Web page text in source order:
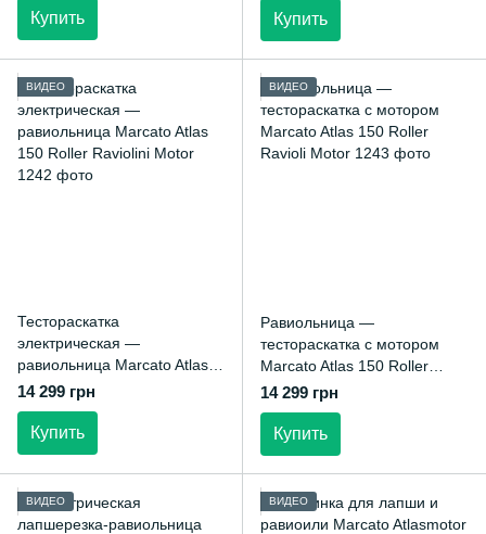
Купить Купить
ВИДЕО
Тестораскатка
электрическая —
равиольница Marcato Atlas
150 Roller Raviolini Motor
14 299 грн
Купить
ВИДЕО
Равиольница —
тестораскатка с мотором
Marcato Atlas 150 Roller
Ravioli Motor
14 299 грн
Купить
ВИДЕО ВИДЕО